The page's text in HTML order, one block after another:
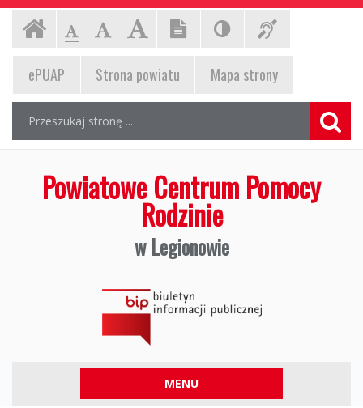
Powiatowe
Centrum
Pomocy
Rodzinie
w
Legionowie,
Informacji
Ustawienia
strony
Strona
główna
jej
na
stronie:
CzcionkaCzcionkaCzcionka
EPUAP,
strona
powiatu,
mapa
strony
ePUAP Strona powiatu Mapa strony
Wyszukiwarka
Formularz
wyszukiwania
fraza:
Powiatowe Centrum Pomocy
Rodzinie
w Legionowie
MENU